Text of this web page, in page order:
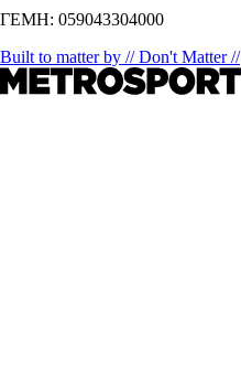
ΓΕΜΗ: 059043304000
Built to matter by // Don't Matter //